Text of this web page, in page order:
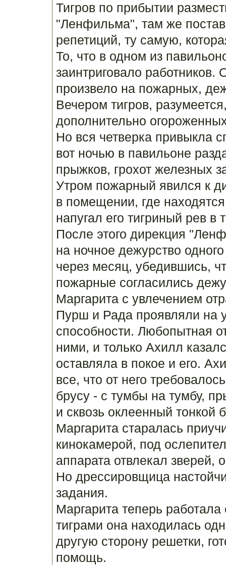
Тигров по прибытии
"Ленфильма", там же
репетиций, ту самую,
То, что в одном из
заинтриговало работников.
произвело на пожарных,
Вечером тигров,
дополнительно
Но вся четверка привыкла
вот ночью в павильоне
прыжков, грохот железных
Утром пожарный явился к
в помещении, где
напугал его тигриный рев в
После этого дирекция
на ночное дежурство
через месяц, убедившись,
пожарные согласились
Маргарита с увлечением
Пурш и Рада проявляли на
способности. Любопытная
ними, и только Ахилл
оставляла в покое и его.
все, что от него
брусу - с тумбы на тумбу,
и сквозь оклеенный тонкой
Маргарита старалась
кинокамерой, под
аппарата отвлекал зверей,
Но дрессировщица
задания.
Маргарита теперь
тиграми она находилась
другую сторону решетки,
помощь.